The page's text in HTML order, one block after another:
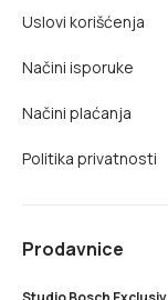
Uslovi korišćenja
Načini isporuke
Načini plaćanja
Politika privatnosti
Prodavnice